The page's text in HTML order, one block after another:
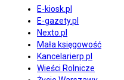
E-kiosk.pl
E-gazety.pl
Nexto.pl
Mała księgowość
Kancelarierp.pl
Wieści Rolnicze